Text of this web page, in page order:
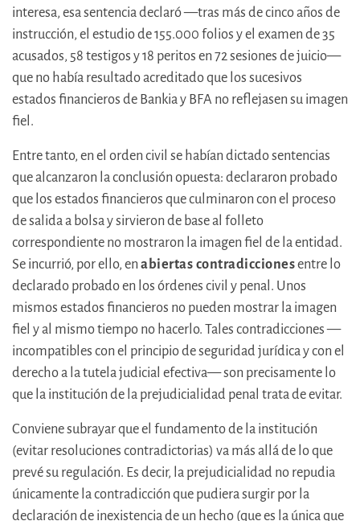
interesa, esa sentencia declaró —tras más de cinco años de
instrucción, el estudio de 155.000 folios y el examen de 35
acusados, 58 testigos y 18 peritos en 72 sesiones de juicio—
que no había resultado acreditado que los sucesivos
estados financieros de Bankia y BFA no reflejasen su imagen
fiel.
Entre tanto, en el orden civil se habían dictado sentencias
que alcanzaron la conclusión opuesta: declararon probado
que los estados financieros que culminaron con el proceso
de salida a bolsa y sirvieron de base al folleto
correspondiente no mostraron la imagen fiel de la entidad.
Se incurrió, por ello, enabiertas contradiccionesentre lo
declarado probado en los órdenes civil y penal. Unos
mismos estados financieros no pueden mostrar la imagen
fiel y al mismo tiempo no hacerlo. Tales contradicciones —
incompatibles con el principio de seguridad jurídica y con el
derecho a la tutela judicial efectiva— son precisamente lo
que la institución de la prejudicialidad penal trata de evitar.
Conviene subrayar que el fundamento de la institución
(evitar resoluciones contradictorias) va más allá de lo que
prevé su regulación. Es decir, la prejudicialidad no repudia
únicamente la contradicción que pudiera surgir por la
declaración de inexistencia de un hecho (que es la única que